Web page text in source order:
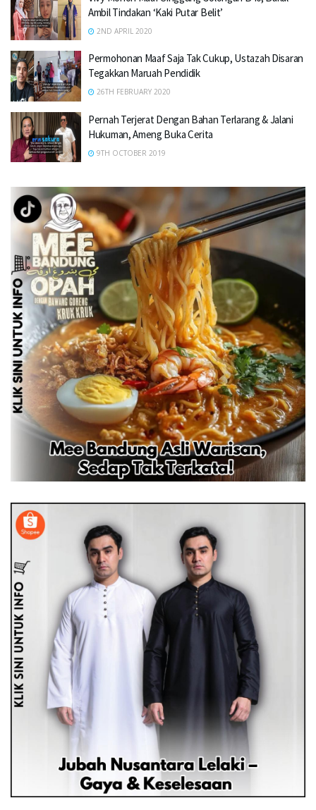
Ambil Tindakan ‘Kaki Putar Belit’
2ND APRIL 2020
Permohonan Maaf Saja Tak Cukup, Ustazah Disaran
Tegakkan Maruah Pendidik
26TH FEBRUARY 2020
Pernah Terjerat Dengan Bahan Terlarang & Jalani
Hukuman, Ameng Buka Cerita
9TH OCTOBER 2019